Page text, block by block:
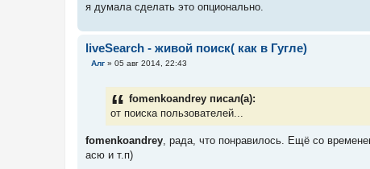
е
я думала сделать это опционально.
liveSearch - живой поиск( как в Гугле)
С
е
Алг » 05 авг 2014, 22:43
fomenkoandrey писал(а):
от поиска пользователей...
fomenkoandrey, рада, что понравилось. Ещё со
асю и т.п)